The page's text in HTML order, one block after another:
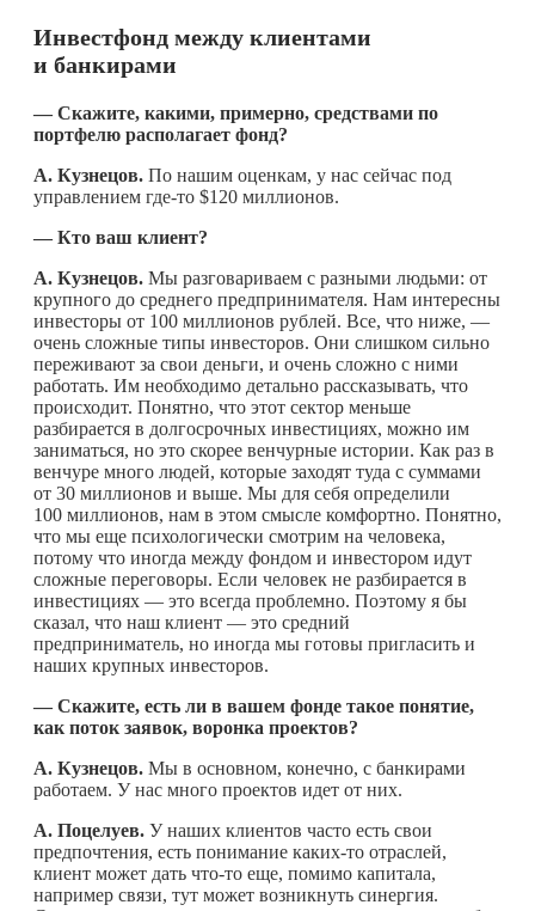
Инвестфонд между клиентами
и банкирами
— Скажите, какими, примерно, средствами по
портфелю располагает фонд?
А. Кузнецов. По нашим оценкам, у нас сейчас под
управлением где-то $120 миллионов.
— Кто ваш клиент?
А. Кузнецов. Мы разговариваем с разными людьми: от
крупного до среднего предпринимателя. Нам интересны
инвесторы от 100 миллионов рублей. Все, что ниже, —
очень сложные типы инвесторов. Они слишком сильно
переживают за свои деньги, и очень сложно с ними
работать. Им необходимо детально рассказывать, что
происходит. Понятно, что этот сектор меньше
разбирается в долгосрочных инвестициях, можно им
заниматься, но это скорее венчурные истории. Как раз в
венчуре много людей, которые заходят туда с суммами
от 30 миллионов и выше. Мы для себя определили
100 миллионов, нам в этом смысле комфортно. Понятно,
что мы еще психологически смотрим на человека,
потому что иногда между фондом и инвестором идут
сложные переговоры. Если человек не разбирается в
инвестициях — это всегда проблемно. Поэтому я бы
сказал, что наш клиент — это средний
предприниматель, но иногда мы готовы пригласить и
наших крупных инвесторов.
— Скажите, есть ли в вашем фонде такое понятие,
как поток заявок, воронка проектов?
А. Кузнецов. Мы в основном, конечно, с банкирами
работаем. У нас много проектов идет от них.
А. Поцелуев. У наших клиентов часто есть свои
предпочтения, есть понимание каких-то отраслей,
клиент может дать что-то еще, помимо капитала,
например связи, тут может возникнуть синергия.